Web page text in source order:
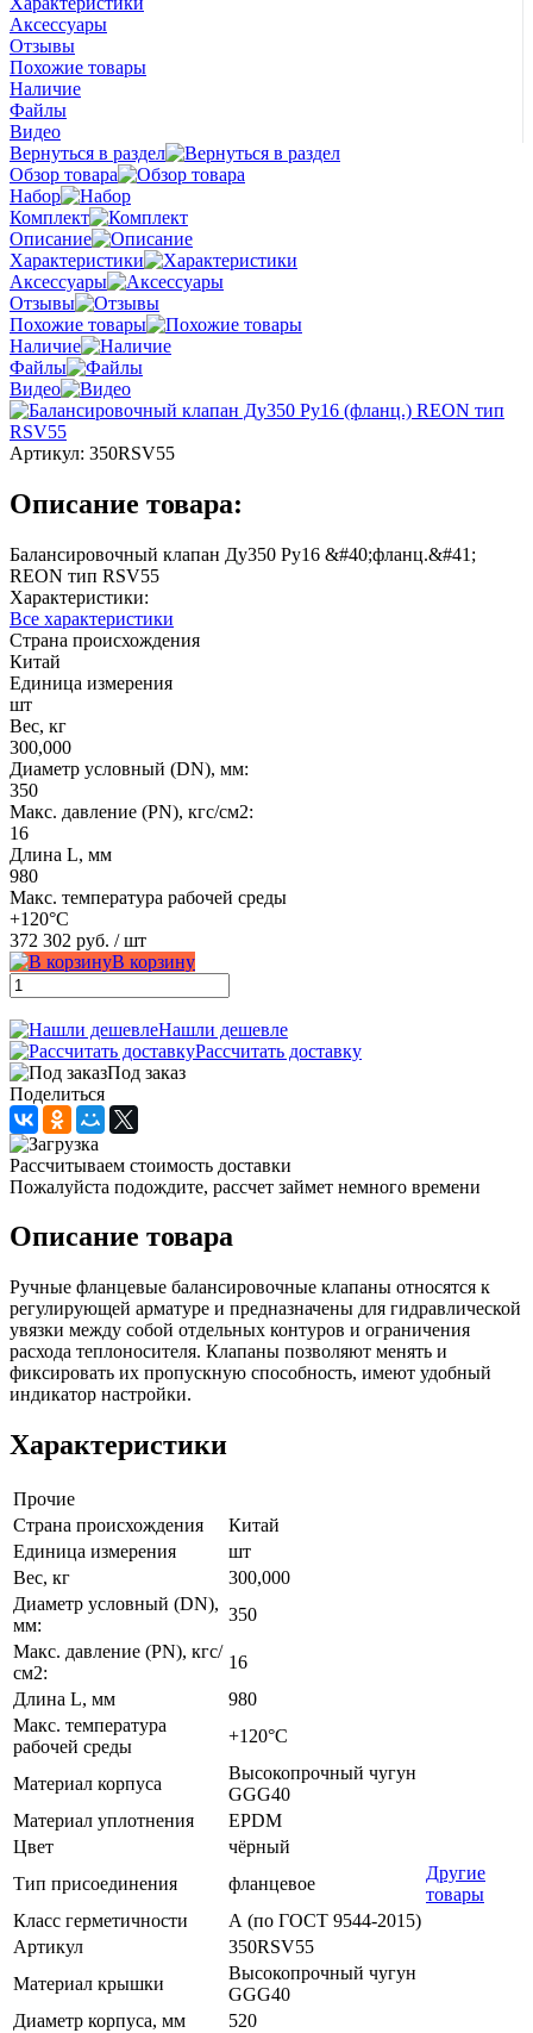
Аксессуары
Отзывы
Похожие товары
Наличие
Файлы
Видео
Вернуться в раздел
Обзор товара
Набор
Комплект
Описание
Характеристики
Аксессуары
Отзывы
Похожие товары
Наличие
Файлы
Видео
Артикул: 350RSV55
Описание товара:
Балансировочный клапан Ду350 Ру16 &#40;фланц.&#41;
REON тип RSV55
Характеристики:
Все характеристики
Страна происхождения
Китай
Единица измерения
шт
Вес, кг
300,000
Диаметр условный (DN), мм:
350
Макс. давление (PN), кгс/см2:
16
Длина L, мм
980
Макс. температура рабочей среды
+120°С
372 302 руб. / шт
В корзину
Нашли дешевле
Рассчитать доставку
Под заказ
Поделиться
Рассчитываем стоимость доставки
Пожалуйста подождите, рассчет займет немного времени
Описание товара
Ручные фланцевые балансировочные клапаны относятся к
регулирующей арматуре и предназначены для гидравлической
увязки между собой отдельных контуров и ограничения
расхода теплоносителя. Клапаны позволяют менять и
фиксировать их пропускную способность, имеют удобный
индикатор настройки.
Характеристики
Прочие
Страна происхождения
Китай
Единица измерения
шт
Вес, кг
300,000
Диаметр условный (DN),
мм:
350
Макс. давление (PN), кгс/
см2:
16
Длина L, мм
980
Макс. температура
рабочей среды
+120°С
Материал корпуса
Высокопрочный чугун
GGG40
Материал уплотнения
EPDM
Цвет
чёрный
Тип присоединения
фланцевое
Другие
товары
Класс герметичности
А (по ГОСТ 9544-2015)
Артикул
350RSV55
Материал крышки
Высокопрочный чугун
GGG40
Диаметр корпуса, мм
520